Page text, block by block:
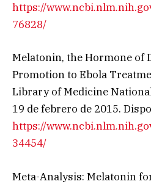
https://
76828/
Melatonin, the Hormone of
Promotion to Ebola
Library of Medicine
19 de febrero de 2015.
https://
34454/
Meta-Analysis: Melatonin